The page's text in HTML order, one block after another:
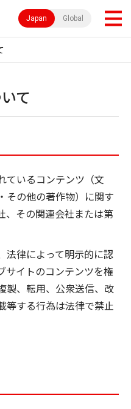
Japan Global
て
ているコンテンツ（文
その他の著作物）に関す
、その関連会社または第
法律によって明示的に認
サイトのコンテンツを権
製、転用、公衆送信、改
等する行為は法律で禁止